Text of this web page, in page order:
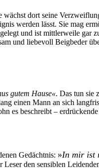
dort seine
werden lässt. Sie mag
und ist mittlerweile
und liebevoll Beigbeder
gutem Hause«. Das tun sie
einen Mann an sich
es beschreibt –
Gedächtnis: »In mir ist
den sensiblen